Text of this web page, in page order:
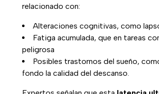
relacionado con:
Alteraciones cognitivas, como
Fatiga acumulada, que en tareas
peligrosa
Posibles trastornos del sueño,
fondo la calidad del descanso.